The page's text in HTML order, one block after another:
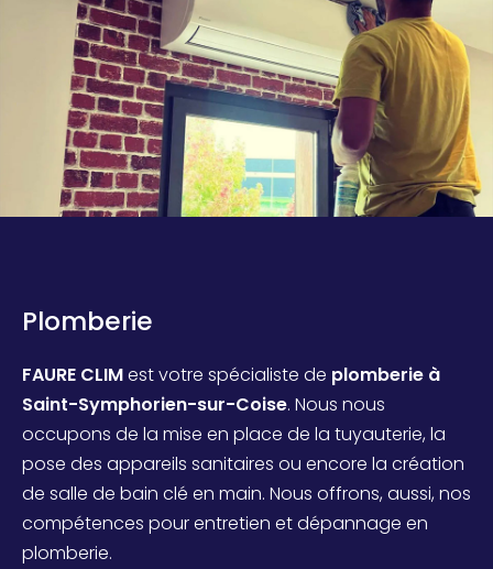
Plomberie
FAURE CLIMest votre spécialiste de plomberie à
Saint-Symphorien-sur-Coise. Nous nous
occupons de la mise en place de la tuyauterie, la
pose des appareils sanitaires ou encore la création
de salle de bain clé en main. Nous offrons, aussi, nos
compétences pour entretien et dépannage en
plomberie.